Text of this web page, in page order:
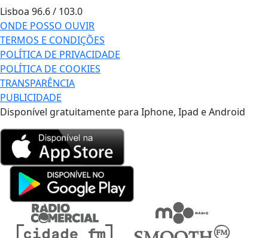
Lisboa 96.6 / 103.0
ONDE POSSO OUVIR
TERMOS E CONDIÇÕES
POLÍTICA DE PRIVACIDADE
POLÍTICA DE COOKIES
TRANSPARÊNCIA
PUBLICIDADE
Disponível gratuitamente para Iphone, Ipad e Android